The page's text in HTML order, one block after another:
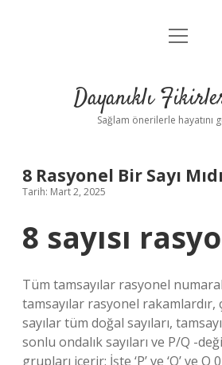
Anasayfa
Yasal Uyarı
menüyü
Dayanıklı
Sağlam önerilerle hayatını
8 Rasyonel Bir Sayı
Tarih: Mart 2, 2025
8 sayısı
Tüm tamsayılar rasyonel
tamsayılar rasyonel
sayılar tüm doğal sayıları,
sonlu ondalık sayıları ve P/Q -
grupları içerir; İşte ‘P’ ve ‘Q’ ve Q